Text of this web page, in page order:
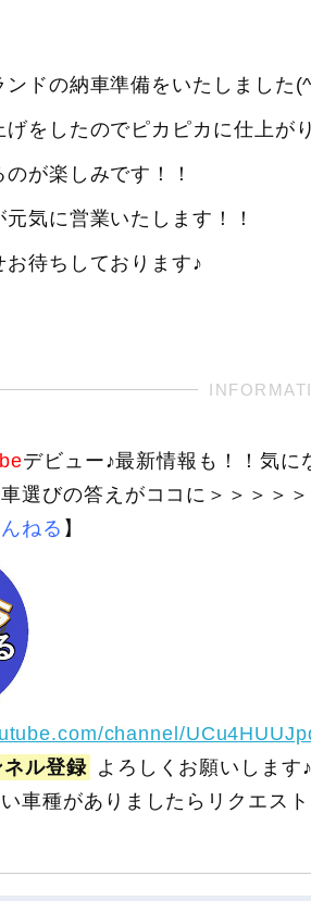
ンドの納車準備をいたしました
をしたのでピカピカに仕上が
が楽しみです！！
気に営業いたします！！
待ちしております♪
デビュー♪最新情報も！！気に
選びの答えがココに＞＞＞＞＞
ねる 】
channel/
ル登録 よろしくお願いします♪
車種がありましたらリクエス